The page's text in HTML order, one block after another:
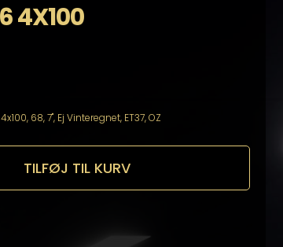
4X100
4x100, 68,7", Ej Vinteregnet, ET37,OZ
TILFØJ TIL KURV